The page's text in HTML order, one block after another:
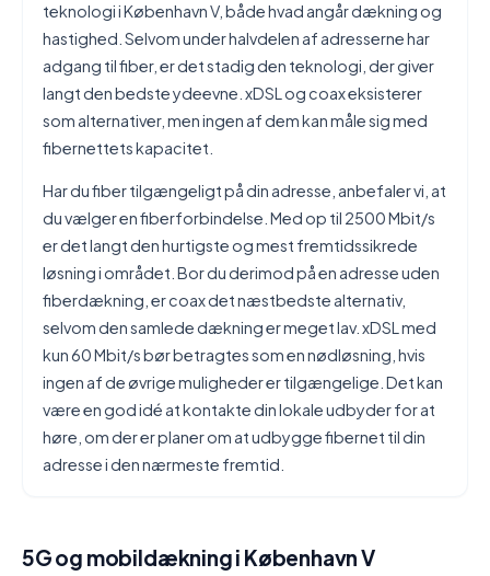
teknologi i København V, både hvad angår dækning og
hastighed. Selvom under halvdelen af adresserne har
adgang til fiber, er det stadig den teknologi, der giver
langt den bedste ydeevne. xDSL og coax eksisterer
som alternativer, men ingen af dem kan måle sig med
fibernettets kapacitet.
Har du fiber tilgængeligt på din adresse, anbefaler vi, at
du vælger en fiberforbindelse. Med op til 2500 Mbit/s
er det langt den hurtigste og mest fremtidssikrede
løsning i området. Bor du derimod på en adresse uden
fiberdækning, er coax det næstbedste alternativ,
selvom den samlede dækning er meget lav. xDSL med
kun 60 Mbit/s bør betragtes som en nødløsning, hvis
ingen af de øvrige muligheder er tilgængelige. Det kan
være en god idé at kontakte din lokale udbyder for at
høre, om der er planer om at udbygge fibernet til din
adresse i den nærmeste fremtid.
5G og mobildækning i København V